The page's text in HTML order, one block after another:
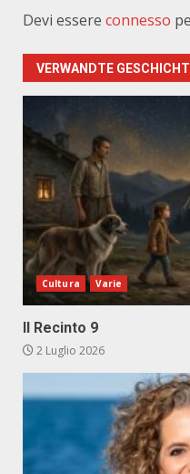
Devi essere connesso
VERWANDTE
Cultura Varie
Il Recinto 9
2 Luglio 2026